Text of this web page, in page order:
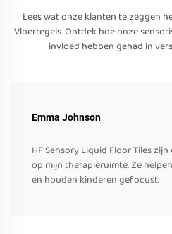
Lees wat onze klanten te zeggen
Vloertegels. Ontdek hoe onze
invloed hebben gehad in
Emma Johnson
HF Sensory Liquid Floor Tiles
op mijn therapieruimte. Ze
en houden kinderen gefocust.